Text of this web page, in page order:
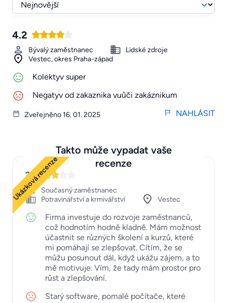
4.2
Bývalý zaměstnanec
Lidské zdroje
Vestec, okres Praha-západ
Kolektyv super
Negatyv od zakaznika vuůči zakáznikum
Zveřejněno 16. 01. 2025 NAHLÁSIT
Takto může vypadat vaše
recenze
Ukázková recenze
3
Současný zaměstnanec
Potravinářství a krmivářství
Vestec
Firma investuje do rozvoje zaměstnanců,
což hodnotím hodně kladně. Mám možnost
účastnit se různých školení a kurzů, které
mi pomáhají se zlepšovat. Cítím, že se
můžu posunout dál, když ukážu zájem, a to
mě motivuje. Vím, že tady mám prostor pro
růst a zlepšování.
Starý software, pomalé počítače, které